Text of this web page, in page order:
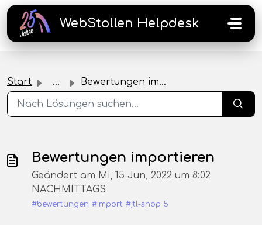
Zum hauptsächlichen Inhalt gehen
WebStollen Helpdesk
Start ... Bewertungen importieren
Bewertungen importieren
Geändert am Mi, 15 Jun, 2022 um 8:02
NACHMITTAGS
#bewertungen #import #jtl-shop 5